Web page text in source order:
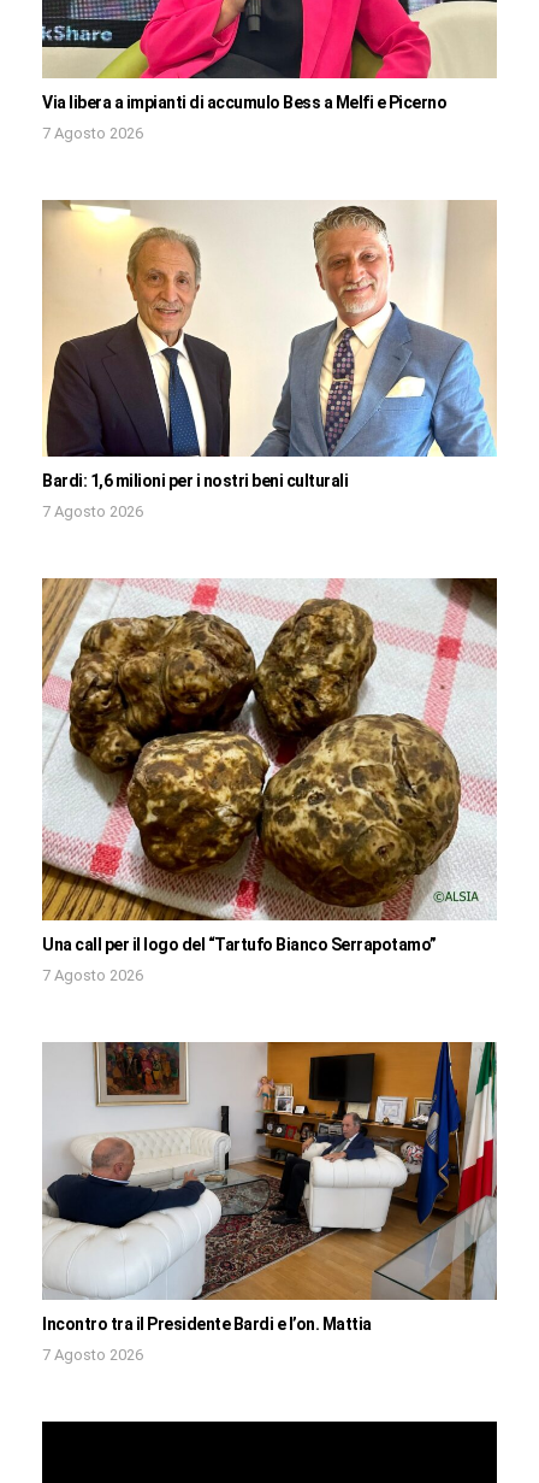
Via libera a impianti di accumulo Bess a Melfi e Picerno
7 Agosto 2026
Bardi: 1,6 milioni per i nostri beni culturali
7 Agosto 2026
Una call per il logo del “Tartufo Bianco Serrapotamo”
7 Agosto 2026
Incontro tra il Presidente Bardi e l’on. Mattia
7 Agosto 2026